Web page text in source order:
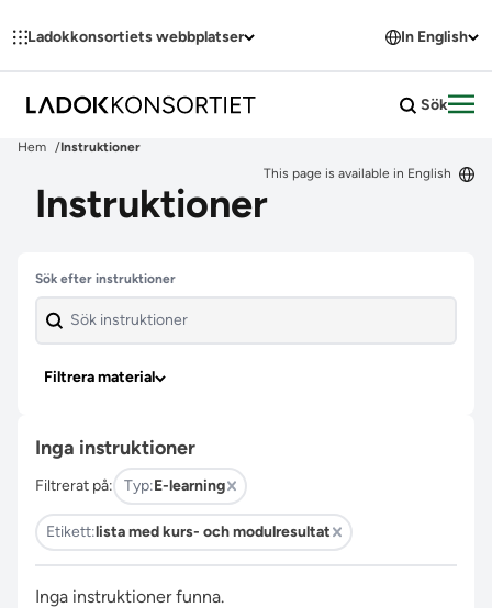
Ladokkonsortiets webbplatser In English
Sök
Hem
Instruktioner
This page is available in English
Instruktioner
Hoppa över filter
Sök efter instruktioner
Filtrera material
Inga instruktioner
Filtrerat på: Typ:E-learning
Etikett:lista med kurs- och modulresultat
Inga instruktioner funna.